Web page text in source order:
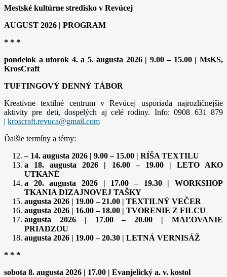
Mestské kultúrne stredisko v Revúcej
AUGUST 2026 | PROGRAM
* * *
pondelok a utorok 4. a 5. augusta 2026 | 9.00 – 15.00 | MsKS,
KrosCraft
TUFTINGOVÝ DENNÝ TÁBOR
Kreatívne textilné centrum v Revúcej usporiada najrozličnejšie
aktivity pre deti, dospelých aj celé rodiny. Info: 0908 631 879
|
Ďalšie termíny a témy:
– 14. augusta 2026 | 9.00 – 15.00 | RÍŠA TEXTILU
a 18. augusta 2026 | 16.00 – 19.00 | LETO AKO
UTKANÉ
a 20. augusta 2026 | 17.00 – 19.30 | WORKSHOP
TKANIA DIZAJNOVEJ TAŠKY
augusta 2026 | 19.00 – 21.00 | TEXTILNÝ VEČER
augusta 2026 | 16.00 – 18.00 | TVORENIE Z FILCU
augusta 2026 | 17.00 – 20.00 | MAĽOVANIE
PRIADZOU
augusta 2026 | 19.00 – 20.30 | LETNÁ VERNISÁŽ
* * *
sobota 8. augusta 2026 | 17.00 | Evanjelický a. v. kostol